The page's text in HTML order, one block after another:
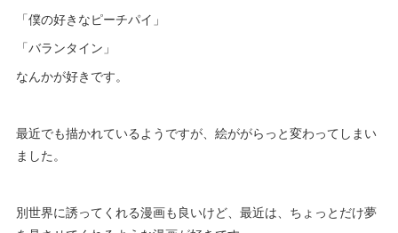
「僕の好きなピーチパイ」
「バランタイン」
なんかが好きです。
最近でも描かれているようですが、絵ががらっと変わってしまい
ました。
別世界に誘ってくれる漫画も良いけど、最近は、ちょっとだけ夢